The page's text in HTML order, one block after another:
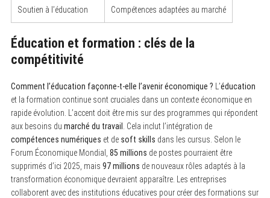
Soutien à l’éducation Compétences adaptées au marché
Éducation et formation : clés de la
compétitivité
Comment l’éducation façonne-t-elle l’avenir économique ? L’éducation
et la formation continue sont cruciales dans un contexte économique en
rapide évolution. L’accent doit être mis sur des programmes qui répondent
aux besoins du marché du travail
. Cela inclut l’intégration de
compétences numériques et de soft skills dans les cursus. Selon le
Forum Économique Mondial, 85 millions de postes pourraient être
supprimés d’ici 2025, mais 97 millions de nouveaux rôles adaptés à la
transformation économique devraient apparaître. Les entreprises
collaborent avec des institutions éducatives pour créer des formations sur